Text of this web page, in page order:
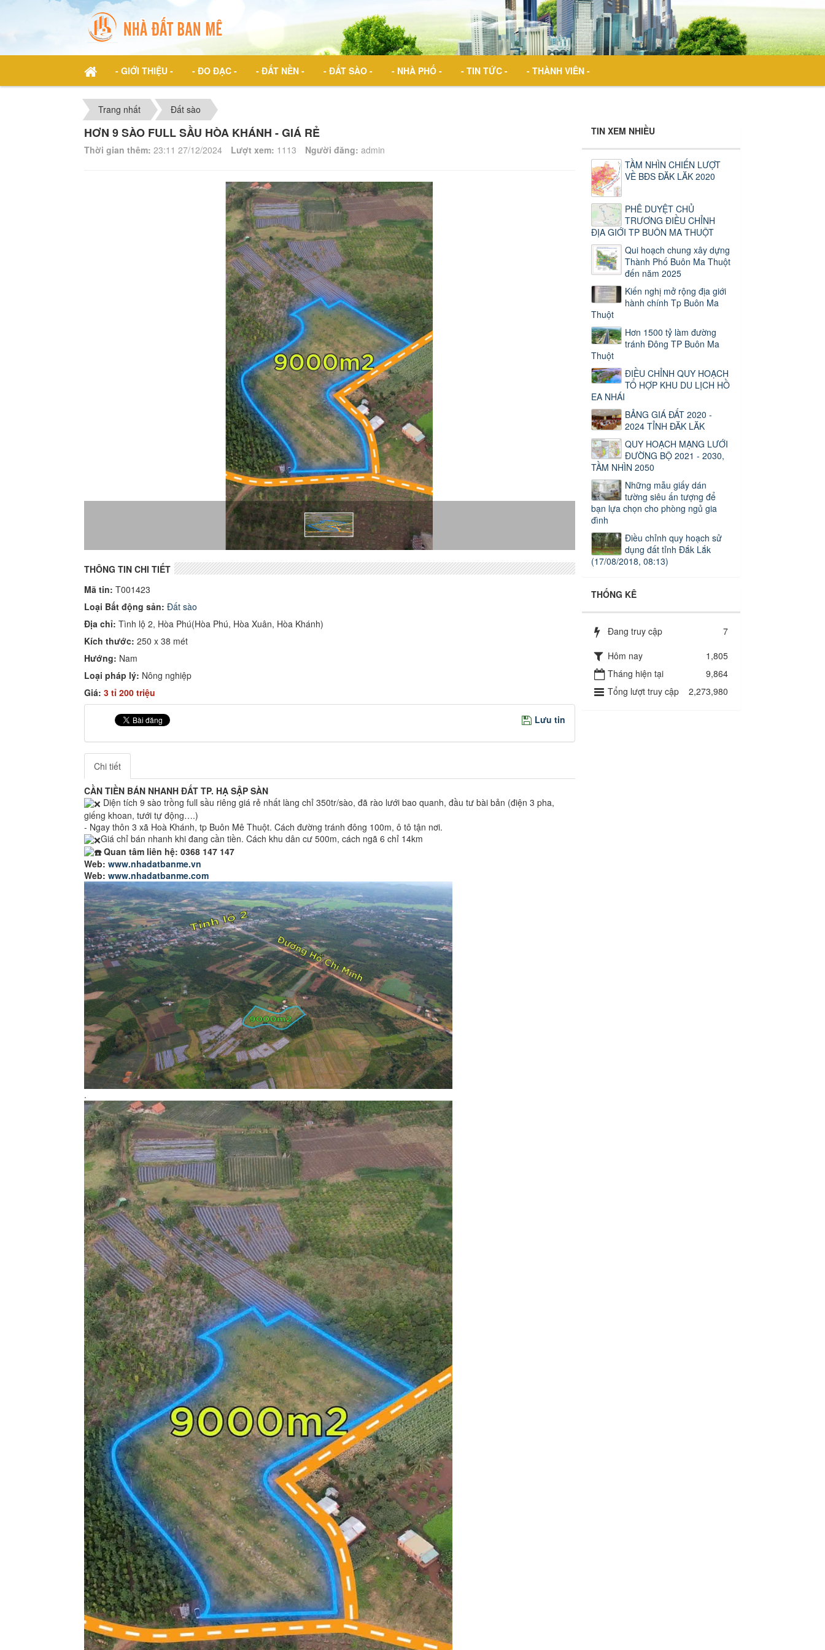
- GIỚI THIỆU - - ĐO ĐẠC - - ĐẤT NỀN - - ĐẤT SÀO - - NHÀ PHỐ - - TIN TỨC - - THÀNH VIÊN -
Trang nhất Đất sào
HƠN 9 SÀO FULL SẦU HÒA KHÁNH - GIÁ RẺ
Thời gian thêm: 23:11 27/12/2024 Lượt xem: 1113 Người đăng: admin
THÔNG TIN CHI TIẾT
Mã tin: T001423
Loại Bất động sản: Đất sào
Địa chỉ: Tình lộ 2, Hòa Phú(Hòa Phú, Hòa Xuân, Hòa Khánh)
Kích thước: 250 x 38 mét
Hướng: Nam
Loại pháp lý: Nông nghiệp
Giá: 3 tỉ 200 triệu
Lưu tin
Chi tiết
CẦN TIỀN BÁN NHANH ĐẤT TP. HẠ SẬP SÀN
Diện tích 9 sào trồng full sầu riêng giá rẻ nhất làng chỉ 350tr/sào, đã rào lưới bao quanh, đầu tư bài bản (điện 3 pha,
giếng khoan, tưới tự động….)
- Ngay thôn 3 xã Hoà Khánh, tp Buôn Mê Thuột. Cách đường tránh đông 100m, ô tô tận nơi.
Giá chỉ bán nhanh khi đang cần tiền. Cách khu dân cư 500m, cách ngã 6 chỉ 14km
Quan tâm liên hệ: 0368 147 147
Web: www.nhadatbanme.vn
Web: www.nhadatbanme.com
.
TIN XEM NHIỀU
TẦM NHÌN CHIẾN LƯỢT
VỀ BĐS ĐĂK LĂK 2020
PHÊ DUYỆT CHỦ
TRƯƠNG ĐIỀU CHỈNH
ĐỊA GIỚI TP BUÔN MA THUỘT
Qui hoạch chung xây dựng
Thành Phố Buôn Ma Thuột
đến năm 2025
Kiến nghị mở rộng địa giới
hành chính Tp Buôn Ma
Thuột
Hơn 1500 tỷ làm đường
tránh Đông TP Buôn Ma
Thuột
ĐIỀU CHỈNH QUY HOẠCH
TỔ HỢP KHU DU LỊCH HỒ
EA NHÁI
BẢNG GIÁ ĐẤT 2020 -
2024 TỈNH ĐĂK LĂK
QUY HOẠCH MẠNG LƯỚI
ĐƯỜNG BỘ 2021 - 2030,
TẦM NHÌN 2050
Những mẫu giấy dán
tường siêu ấn tượng để
bạn lựa chọn cho phòng ngủ gia
đình
Điều chỉnh quy hoạch sử
dụng đất tỉnh Đắk Lắk
(17/08/2018, 08:13)
THỐNG KÊ
Đang truy cập
7
Hôm nay
1,805
Tháng hiện tại
9,864
Tổng lượt truy cập
2,273,980